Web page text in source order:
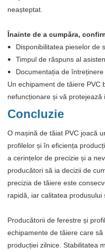
neașteptat.
Înainte de a cumpăra,
Disponibilitatea pieselor de
Timpul de răspuns al
Documentația de întreținere
Un echipament de tăiere PVC
nefuncționare și vă protejează
Concluzie
O mașină de tăiat PVC joacă
profilelor și în eficiența
a cerințelor de precizie și a
producători să ia decizii de
precizia de tăiere este
rapidă, iar calitatea produsului
Producătorii de ferestre și
echipamente de tăiere care
producției zilnice. Stabilitatea